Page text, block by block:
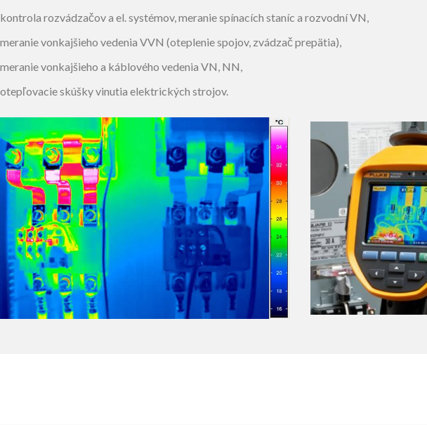
kontrola rozvádzačov a el. systémov, meranie spínacích staníc a rozvodní VN,
meranie vonkajšieho vedenia VVN (oteplenie spojov, zvádzač prepätia),
meranie vonkajšieho a káblového vedenia VN, NN,
otepľovacie skúšky vinutia elektrických strojov.